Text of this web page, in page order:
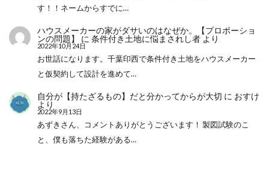
す！！ネームからすでに…
ハウスメーカーの家がダサいのはなぜか。【プロポーショ
ンの問題】
に 条件付き土地に悩まされし者より
2022年10月24日
お世話になります。千葉印西で条件付き土地をハウスメーカー
と仮契約して設計を進めて…
自分が【持たざるもの】だと分かってからが大切 に おすけ
より
2022年9月13日
あずきさん、コメントありがとうございます！ 製図試験のこ
と、僕も落ちた経験がある…